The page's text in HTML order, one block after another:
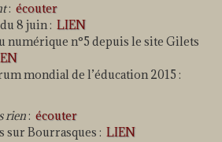
: écouter
8 juin : LIEN
numérique n°5 depuis le site Gilets
mondial de l’éducation 2015 :
rien: écouter
sur Bourrasques : LIEN